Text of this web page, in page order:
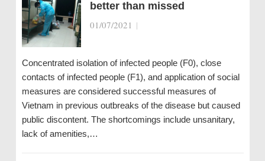
better than missed
01/07/2021 |
Concentrated isolation of infected people (F0), close
contacts of infected people (F1), and application of social
measures are considered successful measures of
Vietnam in previous outbreaks of the disease but caused
public discontent. The shortcomings include unsanitary,
lack of amenities,…